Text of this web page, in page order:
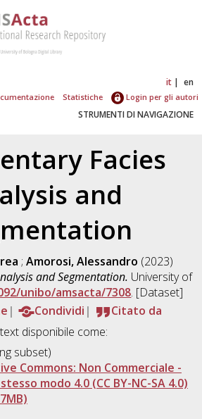
it en
Statistiche Login per gli autori
STRUMENTI DI NAVIGAZIONE
Facies
and
; Amorosi, Alessandro (2023)
and Segmentation. University of
unibo/amsacta/7308. [Dataset]
Condividi
Citato da
disponibile come:
subset)
Commons: Non Commerciale -
modo 4.0 (CC BY-NC-SA 4.0)